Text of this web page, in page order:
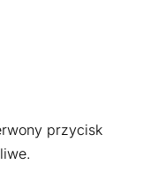
przycisk